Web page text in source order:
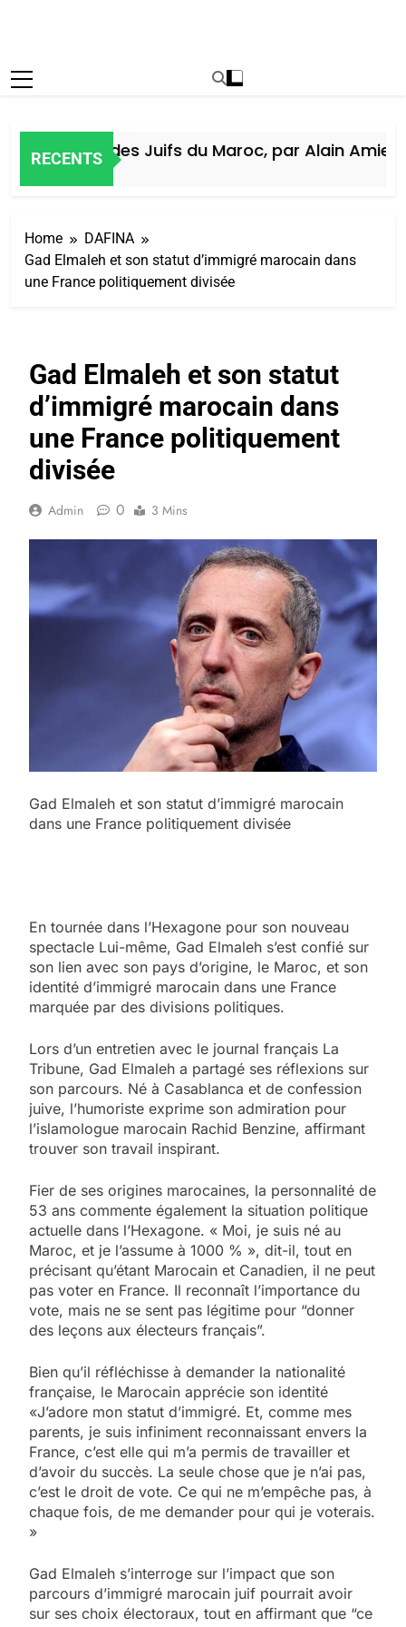
RECENTS
Histoire des Juifs du Maroc, par Alain Amiel
Home
DAFINA
Gad Elmaleh et son statut d’immigré marocain dans
une France politiquement divisée
Gad Elmaleh et son statut
d’immigré marocain dans
une France politiquement
divisée
Admin 0 3 Mins
Gad Elmaleh et son statut d’immigré marocain
dans une France politiquement divisée
En tournée dans l’Hexagone pour son nouveau
spectacle Lui-même, Gad Elmaleh s’est confié sur
son lien avec son pays d’origine, le Maroc, et son
identité d’immigré marocain dans une France
marquée par des divisions politiques.
Lors d’un entretien avec le journal français La
Tribune, Gad Elmaleh a partagé ses réflexions sur
son parcours. Né à Casablanca et de confession
juive, l’humoriste exprime son admiration pour
l’islamologue marocain Rachid Benzine, affirmant
trouver son travail inspirant.
Fier de ses origines marocaines, la personnalité de
53 ans commente également la situation politique
actuelle dans l’Hexagone. « Moi, je suis né au
Maroc, et je l’assume à 1000 % », dit-il, tout en
précisant qu’étant Marocain et Canadien, il ne peut
pas voter en France. Il reconnaît l’importance du
vote, mais ne se sent pas légitime pour “donner
des leçons aux électeurs français”.
Bien qu’il réfléchisse à demander la nationalité
française, le Marocain apprécie son identité
«J’adore mon statut d’immigré. Et, comme mes
parents, je suis infiniment reconnaissant envers la
France, c’est elle qui m’a permis de travailler et
d’avoir du succès. La seule chose que je n’ai pas,
c’est le droit de vote. Ce qui ne m’empêche pas, à
chaque fois, de me demander pour qui je voterais.
»
Gad Elmaleh s’interroge sur l’impact que son
parcours d’immigré marocain juif pourrait avoir
sur ses choix électoraux, tout en affirmant que “ce
5
2025, l’année la plus
meurtrière selon le